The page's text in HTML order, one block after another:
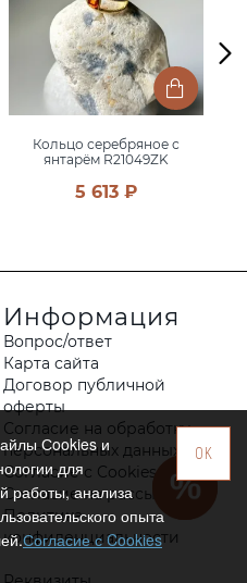
Кольцо серебряное с
янтарём R21049ZK
5 613 ₽
Информация
Вопрос/ответ
Карта сайта
Договор публичной
оферты
Согласие на обработку
персональных данных
Согласие с Cookies
Согласие на рассылку
Политика
конфиденциальности
OK
Сookies и
для
работы, анализа
опыта
Согласие с Cookies